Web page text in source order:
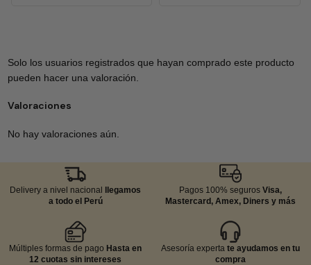
Valoraciones
No hay valoraciones aún.
Solo los usuarios registrados que hayan comprado este producto
pueden hacer una valoración.
Delivery a nivel nacional llegamos
a todo el Perú
Múltiples formas de pago Hasta en
12 cuotas sin intereses
Pagos 100% seguros Visa,
Mastercard, Amex, Diners y más
Asesoría experta te ayudamos en tu
compra